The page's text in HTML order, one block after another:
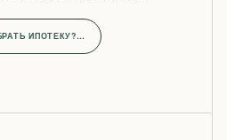
ИПОТЕКУ?…